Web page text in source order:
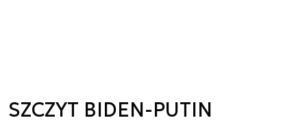
SZCZYT BIDEN-PUTIN